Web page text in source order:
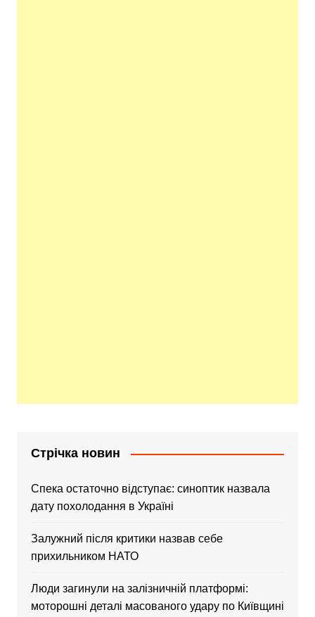
Стрічка новин
Спека остаточно відступає: синоптик назвала
дату похолодання в Україні
Залужний після критики назвав себе
прихильником НАТО
Люди загинули на залізничній платформі:
моторошні деталі масованого удару по Київщині